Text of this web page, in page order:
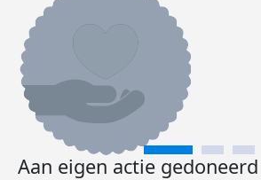
Aan eigen actie gedoneerd